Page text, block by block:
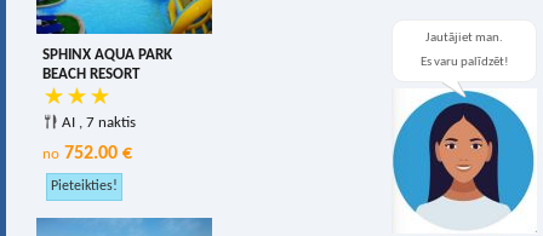
Jautājiet man.
Es varu palīdzēt!
SPHINX AQUA PARK
BEACH RESORT
AI , 7 naktis
no 752.00 €